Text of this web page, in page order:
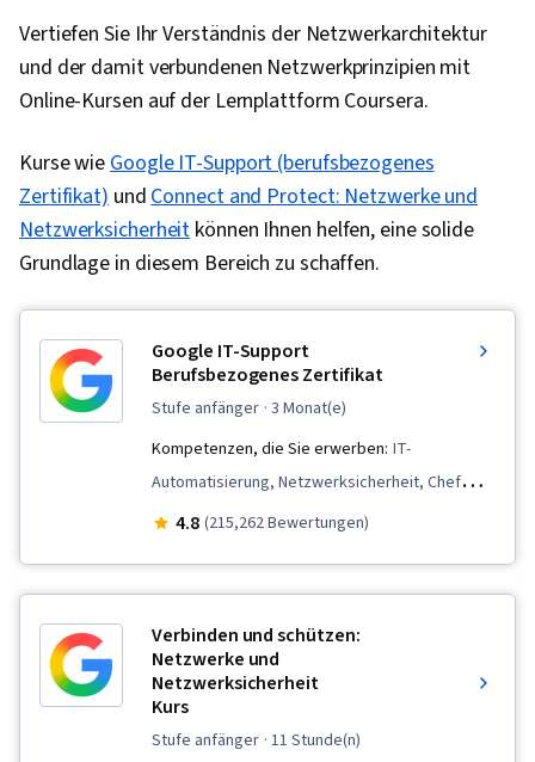
Vertiefen Sie Ihr Verständnis der Netzwerkarchitektur
und der damit verbundenen Netzwerkprinzipien mit
Online-Kursen auf der Lernplattform Coursera.
Kurse wieGoogle IT-Support (berufsbezogenes
Zertifikat)undConnect and Protect: Netzwerke und
Netzwerksicherheitkönnen Ihnen helfen, eine solide
Grundlage in diesem Bereich zu schaffen.
Google IT-Support
Berufsbezogenes Zertifikat
stufe anfänger · 3 Monat(e)
Kompetenzen, die Sie erwerben: IT-
Automatisierung, Netzwerksicherheit, Chef
(Werkzeug zur Konfigurationsverwaltung), IT-
Betriebssystems, Sicherheit von
Informationssystemen, Ruby
(Programmiersprache), Git
(Versionskontrollsystem), Computer-
4.8 (215,262 Bewertungen)
Verbinden und schützen:
Netzwerke und
Netzwerksicherheit
Kurs
stufe anfänger · 11 Stunde(n)